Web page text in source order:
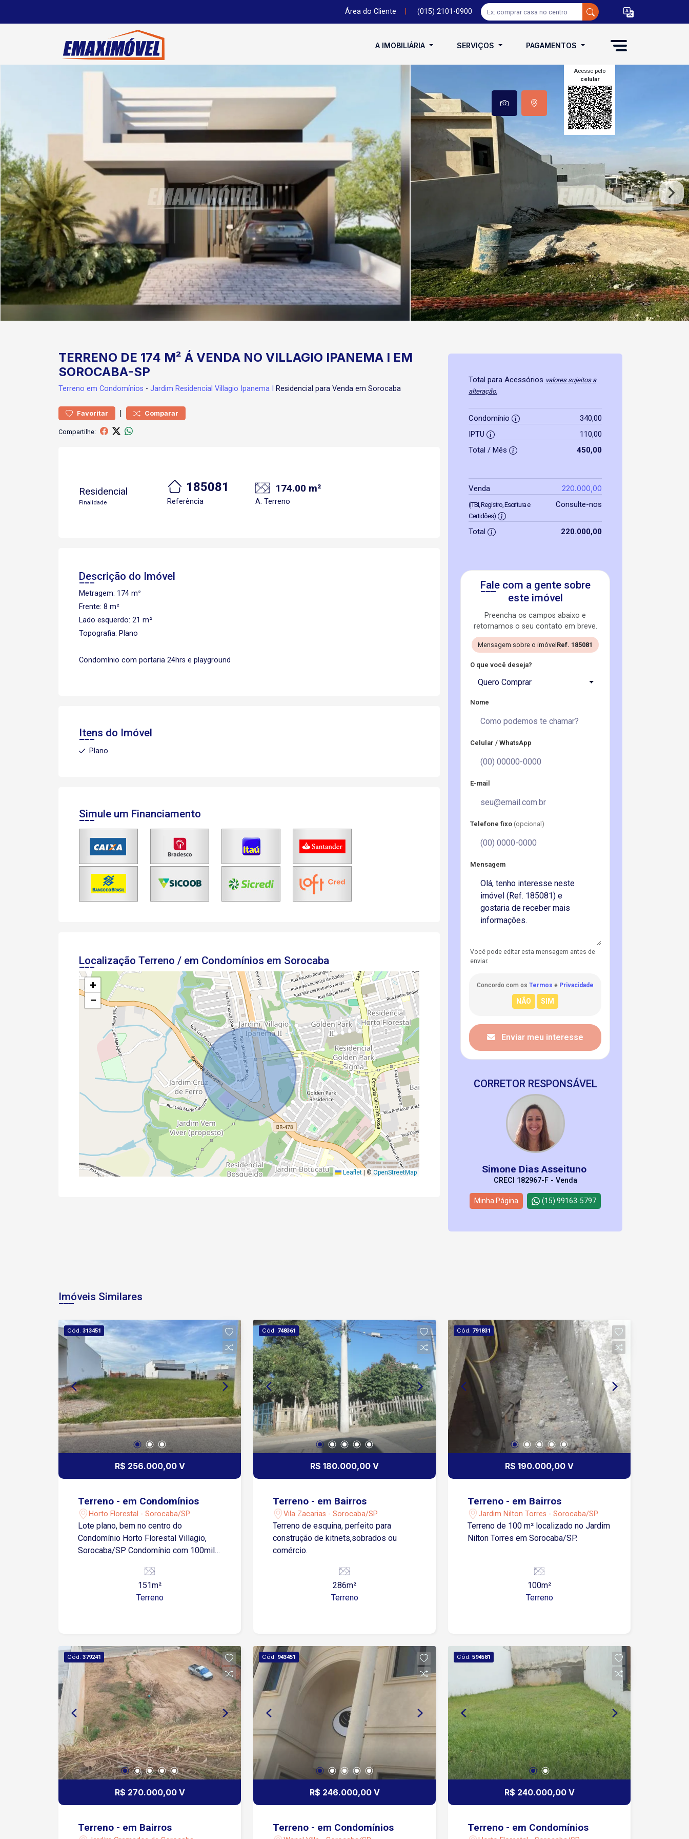
Área do Cliente (015) 2101-0900
A IMOBILIÁRIA SERVIÇOS PAGAMENTOS
Acesse pelo
celular
TERRENO DE 174 M² Á VENDA NO VILLAGIO IPANEMA I EM
SOROCABA-SP
Terreno em Condomínios - Jardim Residencial Villagio Ipanema I Residencial para Venda em Sorocaba
Favoritar | Comparar
Compartilhe:
Residencial
Finalidade
185081
Referência
174.00 m²
A. Terreno
Descrição do Imóvel
Metragem: 174 m²
Frente: 8 m²
Lado esquerdo: 21 m²
Topografia: Plano
Condomínio com portaria 24hrs e playground
Itens do Imóvel
Plano
Simule um Financiamento
Localização Terreno / em Condomínios em Sorocaba
+
−
Leaflet © OpenStreetMap
Total para Acessórios valores sujeitos a
alteração.
Condomínio
340,00
IPTU
110,00
Total / Mês
450,00
Venda 220.000,00
(ITBI, Registro, Escritura e
Certidões)
Consulte-nos
Total 220.000,00
Fale com a gente sobre
este imóvel
Preencha os campos abaixo e
retornamos o seu contato em breve.
Mensagem sobre o imóvel Ref. 185081
O que você deseja?
Quero Comprar
Nome
Celular / WhatsApp
E-mail
Telefone fixo (opcional)
Mensagem
Você pode editar esta mensagem antes de
enviar.
Concordo com os Termos e Privacidade
Enviar meu interesse
CORRETOR RESPONSÁVEL
Simone Dias Asseituno
CRECI 182967-F - Venda
Minha Página (15) 99163-5797
Imóveis Similares
Cód. 313451
R$ 256.000,00 V
Terreno - em Condomínios
Horto Florestal - Sorocaba/SP
Lote plano, bem no centro do
Condomínio Horto Florestal Villagio,
Sorocaba/SP Condomínio com 100mil
condomínio com alto poder de
valorização da Zona Norte, com acesso
pela Avenida Ipanema e Avenida
151m²
Terreno
Cód. 748361
R$ 180.000,00 V
Terreno - em Bairros
Vila Zacarias - Sorocaba/SP
Terreno de esquina, perfeito para
construção de kitnets,sobrados ou
comércio.
286m²
Terreno
Cód. 791831
R$ 190.000,00 V
Terreno - em Bairros
Jardim Nilton Torres - Sorocaba/SP
Terreno de 100 m² localizado no Jardim
Nilton Torres em Sorocaba/SP.
100m²
Terreno
Cód. 379241
R$ 270.000,00 V
Terreno - em Bairros
Cód. 943451
R$ 246.000,00 V
Terreno - em Condomínios
Cód. 594581
R$ 240.000,00 V
Terreno - em Condomínios